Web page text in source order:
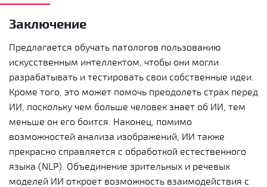
Заключение
Предлагается обучать патологов пользованию
искусственным интеллектом, чтобы они могли
разрабатывать и тестировать свои собственные идеи.
Кроме того, это может помочь преодолеть страх перед
ИИ, поскольку чем больше человек знает об ИИ, тем
меньше он его боится. Наконец, помимо
возможностей анализа изображений, ИИ также
прекрасно справляется с обработкой естественного
языка (NLP). Объединение зрительных и речевых
моделей ИИ откроет возможность взаимодействия с